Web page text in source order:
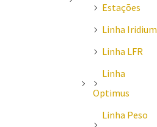
Estações
Linha Iridium
Linha LFR
Linha
Optimus
Linha Peso